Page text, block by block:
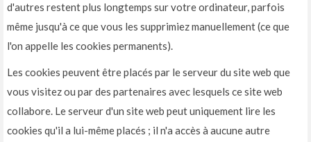
d'autres restent plus longtemps sur votre ordinateur, parfois
même jusqu'à ce que vous les supprimiez manuellement (ce que
l'on appelle les cookies permanents).
Les cookies peuvent être placés par le serveur du site web que
vous visitez ou par des partenaires avec lesquels ce site web
collabore. Le serveur d'un site web peut uniquement lire les
cookies qu'il a lui-même placés ; il n'a accès à aucune autre